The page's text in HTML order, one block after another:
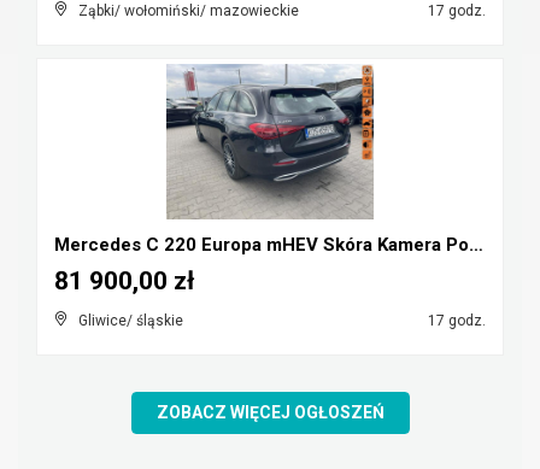
Ząbki/ wołomiński/ mazowieckie 17 godz.
Mercedes C 220 Europa mHEV Skóra Kamera Podgrzewan...
Gliwice/ śląskie 17 godz.
81 900,00 zł
ZOBACZ WIĘCEJ OGŁOSZEŃ